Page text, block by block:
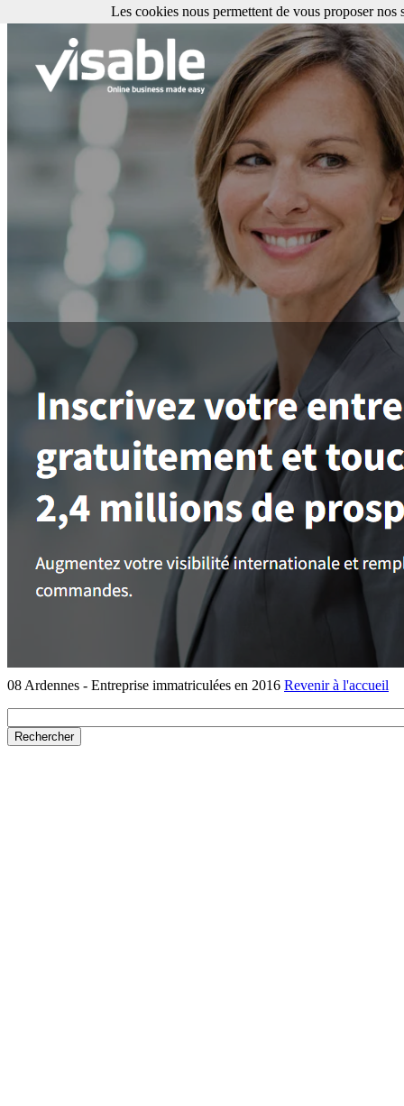
08 Ardennes - Entreprise immatriculées en 2016 Revenir à l'accueil
Les cookies nous permettent de vous proposer